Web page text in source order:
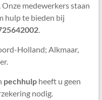
medewerkers staan
hulp te bieden bij
.
Holland; Alkmaar,
pechhulpheeft u geen
nodig.